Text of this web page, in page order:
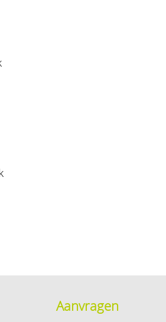
Aanvragen